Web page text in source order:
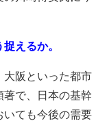
えるか。
阪といった都市
著で、日本の基幹
いても今後の需要